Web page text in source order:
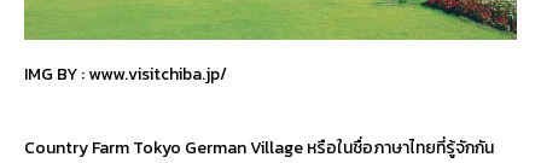
IMG BY :www.visitchiba.jp/
Country Farm Tokyo German Village หรือในชื่อภาษาไทยที่รู้จักกัน